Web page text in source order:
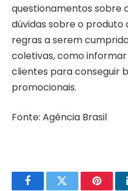
questionamentos sobre
dúvidas sobre o produto
regras a serem
coletivas, como
clientes para conseguir
promocionais.
Fonte: Agência Brasil